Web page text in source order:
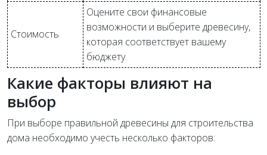
Стоимость
Оцените свои финансовые
возможности и выберите древесину,
которая соответствует вашему
бюджету.
Какие факторы влияют на
выбор
При выборе правильной древесины для строительства
дома необходимо учесть несколько факторов: